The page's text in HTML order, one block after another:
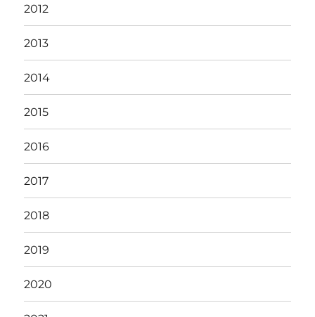
2012
2013
2014
2015
2016
2017
2018
2019
2020